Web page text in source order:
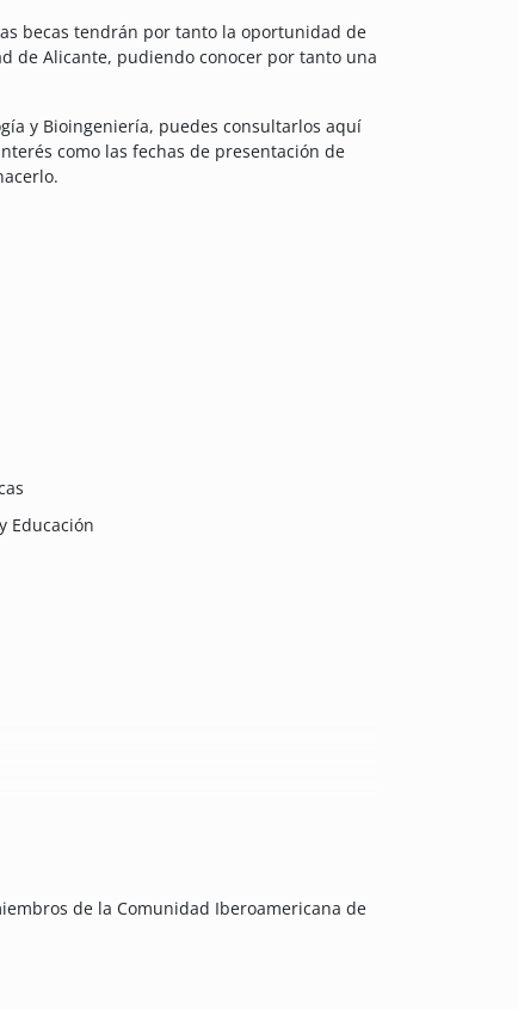
becas tendrán por tanto la oportunidad de
de Alicante, pudiendo conocer por tanto una
y Bioingeniería, puedes consultarlos aquí
como las fechas de presentación de
Educación
de la Comunidad Iberoamericana de